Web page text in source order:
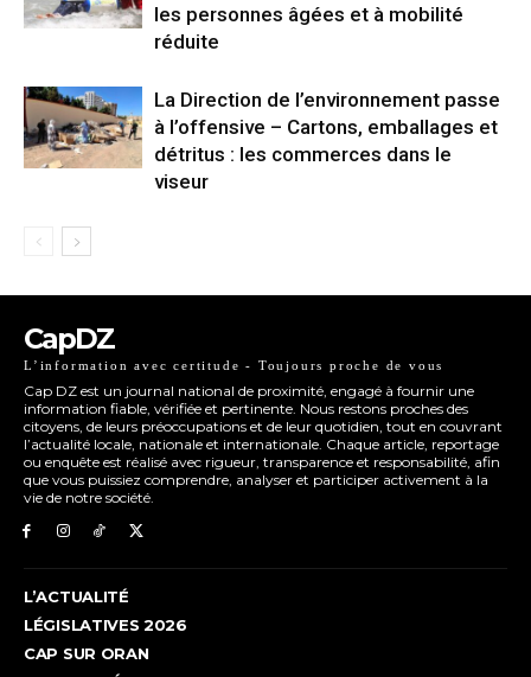
les personnes âgées et à mobilité
réduite
La Direction de l’environnement passe
à l’offensive – Cartons, emballages et
détritus : les commerces dans le
viseur
CapDZ
L’information avec certitude - Toujours proche de vous
Cap DZ est un journal national de proximité, engagé à fournir une
information fiable, vérifiée et pertinente. Nous restons proches des
citoyens, de leurs préoccupations et de leur quotidien, tout en couvrant
l’actualité locale, nationale et internationale. Chaque article, reportage
ou enquête est réalisé avec rigueur, transparence et responsabilité, afin
que vous puissiez comprendre, analyser et participer activement à la
vie de notre société.
L’ACTUALITÉ
LÉGISLATIVES 2026
CAP SUR ORAN